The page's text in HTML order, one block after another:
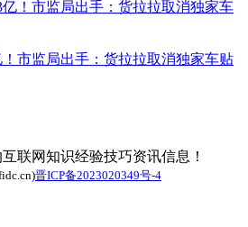
市监局出手：货拉拉取消独家车贴
联网知识经验技巧资讯信息！
晋ICP备2023020349号-4